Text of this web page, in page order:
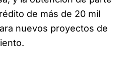
de más de 20 mil
nuevos proyectos de